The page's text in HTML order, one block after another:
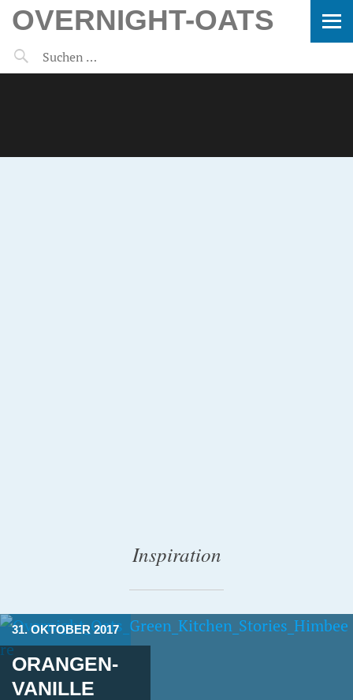
OVERNIGHT-OATS
Inspiration
31. OKTOBER 2017
ORANGEN-
VANILLE